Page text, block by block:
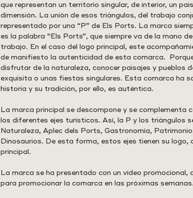
que representan un territorio singular, de interior, un
dimensión. La unión de esos triángulos, del trabajo
representado por una “P” de Els Ports. La marca
es la palabra “Els Ports”, que siempre va de la mano
trabajo. En el caso del logo principal, este
de manifiesto la autenticidad de esta comarca.
disfrutar de la naturaleza, conocer paisajes y pueblos
exquisita o unas fiestas singulares. Esta comarca ha
historia y su tradición, por ello, es auténtica.
La marca principal se descompone y se complementa
los diferentes ejes turísticos. Así, la P y los triángulos
Naturaleza, Aplec dels Ports, Gastronomía,
Dinosaurios. De esta forma, estos ejes tienen su logo,
principal.
La marca se ha presentado con un vídeo promocional,
para promocionar la comarca en las próximas semanas.